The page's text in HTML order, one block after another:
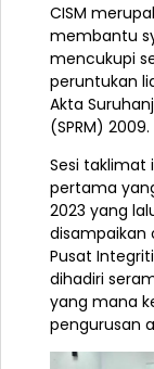
CISM
membantu
mencukupi
peruntukan
Akta
(SPRM) 2009.
Sesi taklimat
pertama
2023 yang
disampaikan
Pusat
dihadiri
yang mana
pengurusan